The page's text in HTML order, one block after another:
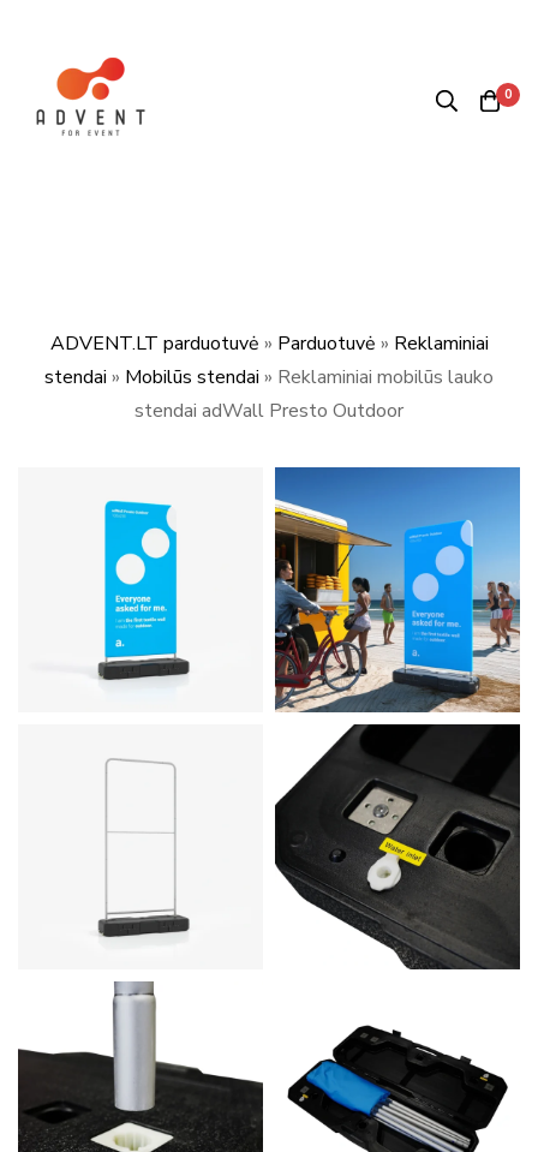
0
ADVENT.LT parduotuvė » Parduotuvė » Reklaminiai
stendai » Mobilūs stendai » Reklaminiai mobilūs lauko
stendai adWall Presto Outdoor